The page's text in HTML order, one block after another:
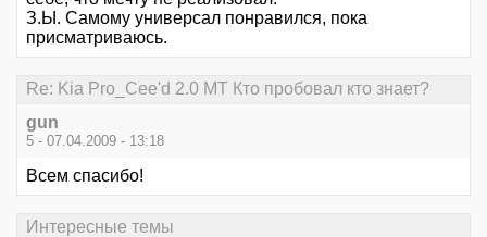
З.Ы. Самому универсал понравился, пока
присматриваюсь.
Re: Kia Pro_Cee'd 2.0 MT Кто пробовал кто знает?
gun
5 - 07.04.2009 - 13:18
Всем спасибо!
Интересные темы